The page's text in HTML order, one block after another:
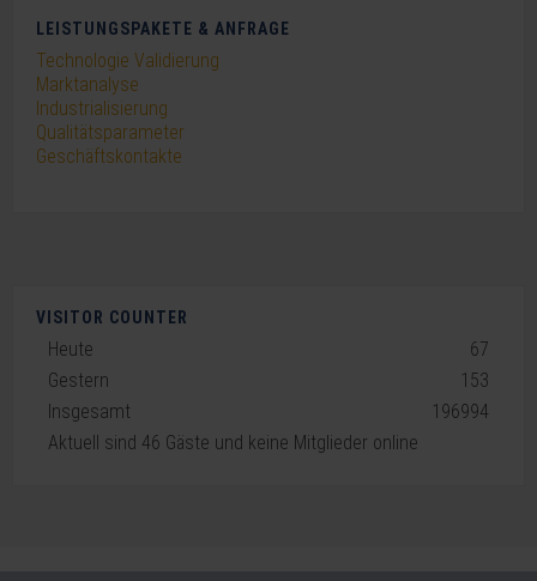
LEISTUNGSPAKETE & ANFRAGE
Technologie Validierung
Marktanalyse
Industrialisierung
Qualitätsparameter
Geschäftskontakte
VISITOR COUNTER
Heute
67
Gestern
153
Insgesamt
196994
Aktuell sind 46 Gäste und keine Mitglieder online